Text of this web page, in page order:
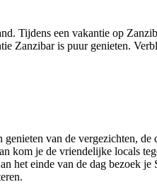
Tijdens een vakantie op
Zanzibar is puur genieten.
van de vergezichten,
kom je de vriendelijke locals
het einde van de dag bezoek